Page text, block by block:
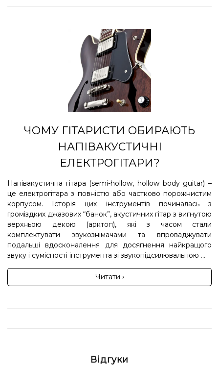
ЧОМУ ГІТАРИСТИ ОБИРАЮТЬ
НАПІВАКУСТИЧНІ
ЕЛЕКТРОГІТАРИ?
Напівакустична гітара (semi-hollow, hollow body guitar) –
це електрогітара з повністю або частково порожнистим
корпусом. Історія цих інструментів починалась з
громіздких джазових “банок”, акустичних гітар з вигнутою
верхньою декою (арктоп), які з часом стали
комплектувати звукознімачами та впроваджувати
подальші вдосконалення для досягнення найкращого
звуку і сумісності інструмента зі звукопідсилювальною ...
Читати ›
Відгуки